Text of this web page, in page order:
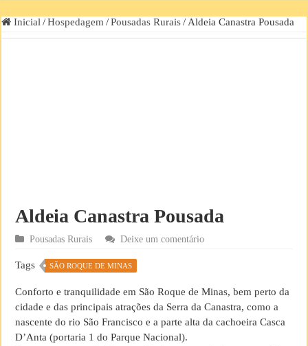
Inicial / Hospedagem / Pousadas Rurais / Aldeia Canastra Pousada
Aldeia Canastra Pousada
Pousadas Rurais Deixe um comentário
Tags SÃO ROQUE DE MINAS
Conforto e tranquilidade em São Roque de Minas, bem perto da
cidade e das principais atrações da Serra da Canastra, como a
nascente do rio São Francisco e a parte alta da cachoeira Casca
D’Anta (portaria 1 do Parque Nacional).